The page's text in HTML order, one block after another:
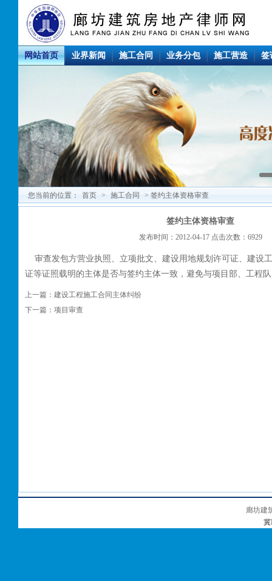
网站首页 业界新闻 施工合同 业务分包 施工营造 签
您当前的位置： 首页 > 施工合同 > 签约主体资格审查
签约主体资格审查
发布时间：2012-04-17 点击次数：6929
审查发包方营业执照、立项批文、建设用地规划许可证、建设
证等证照载明的主体是否与签约主体一致，避免与项目部、工程
上一篇： 建设工程施工合同主体纠纷
下一篇： 项目审查
廊坊建
冀